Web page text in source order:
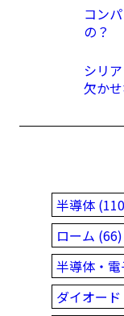
コン
の？
シリ
欠か
半導体
ローム (66)
半導体・
ダイオー